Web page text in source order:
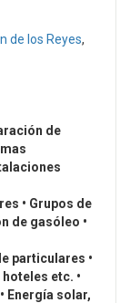
de los Reyes,
de
• Grupos de
de gasóleo •
particulares •
etc. •
Energía solar,